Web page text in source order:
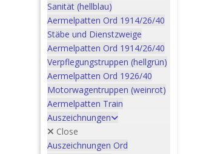
Sanität (hellblau)
Aermelpatten Ord 1914/26/40
Stäbe und Dienstzweige
Aermelpatten Ord 1914/26/40
Verpflegungstruppen (hellgrün)
Aermelpatten Ord 1926/40
Motorwagentruppen (weinrot)
Aermelpatten Train
Auszeichnungen
Close
Auszeichnungen Ord